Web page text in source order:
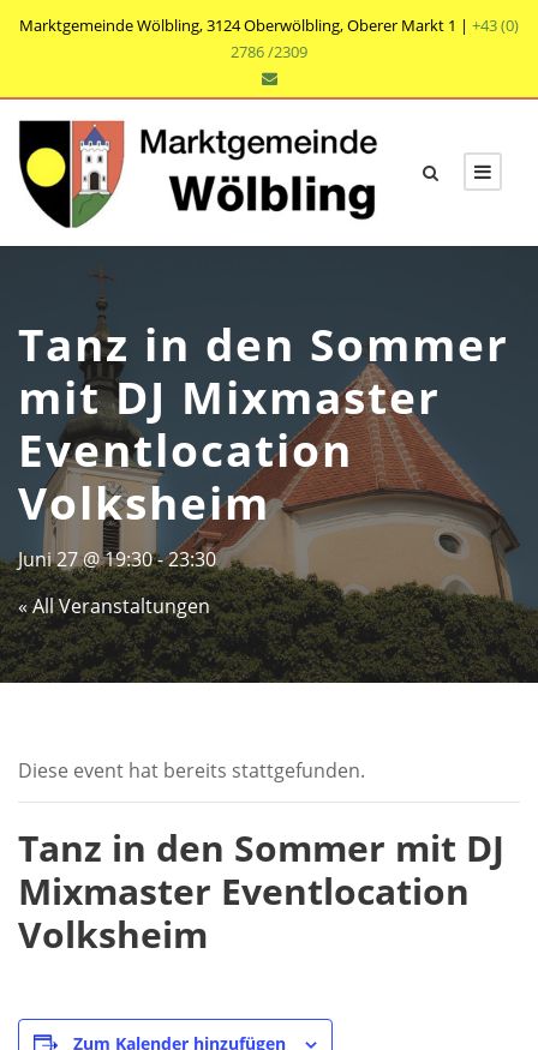
Marktgemeinde Wölbling, 3124 Oberwölbling, Oberer Markt 1 | +43 (0)
2786 /2309
Tanz in den Sommer
mit DJ Mixmaster
Eventlocation
Volksheim
Juni 27 @ 19:30-23:30
« All Veranstaltungen
Diese event hat bereits stattgefunden.
Tanz in den Sommer mit DJ
Mixmaster Eventlocation
Volksheim
Zum Kalender hinzufügen